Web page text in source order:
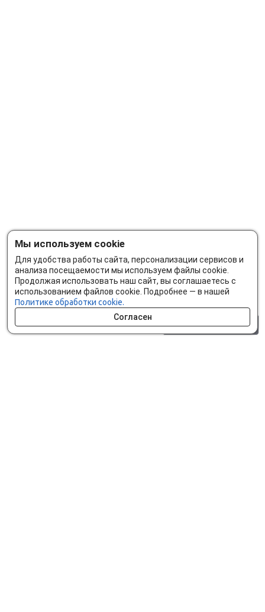
Мы используем cookie
Для удобства работы сайта, персонализации сервисов и
анализа посещаемости мы используем файлы cookie.
Продолжая использовать наш сайт, вы соглашаетесь с
использованием файлов cookie. Подробнее — в нашей
Политике обработки cookie.
Согласен